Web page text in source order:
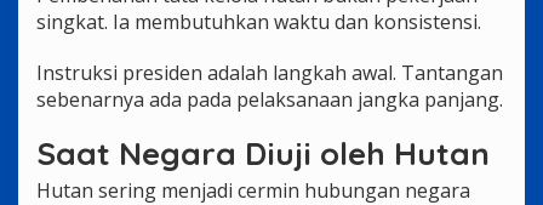
singkat. Ia membutuhkan waktu dan konsistensi.
Instruksi presiden adalah langkah awal. Tantangan
sebenarnya ada pada pelaksanaan jangka panjang.
Saat Negara Diuji oleh Hutan
Hutan sering menjadi cermin hubungan negara